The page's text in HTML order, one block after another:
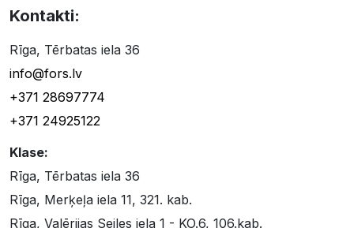
Kontakti:
Rīga, Tērbatas iela 36
info@fors.lv
+371 28697774
+371 24925122
Klase:
Rīga, Tērbatas iela 36
Rīga, Merķeļa iela 11, 321. kab.
Rīga, Valērijas Seiles iela 1 - KO.6, 106.kab.